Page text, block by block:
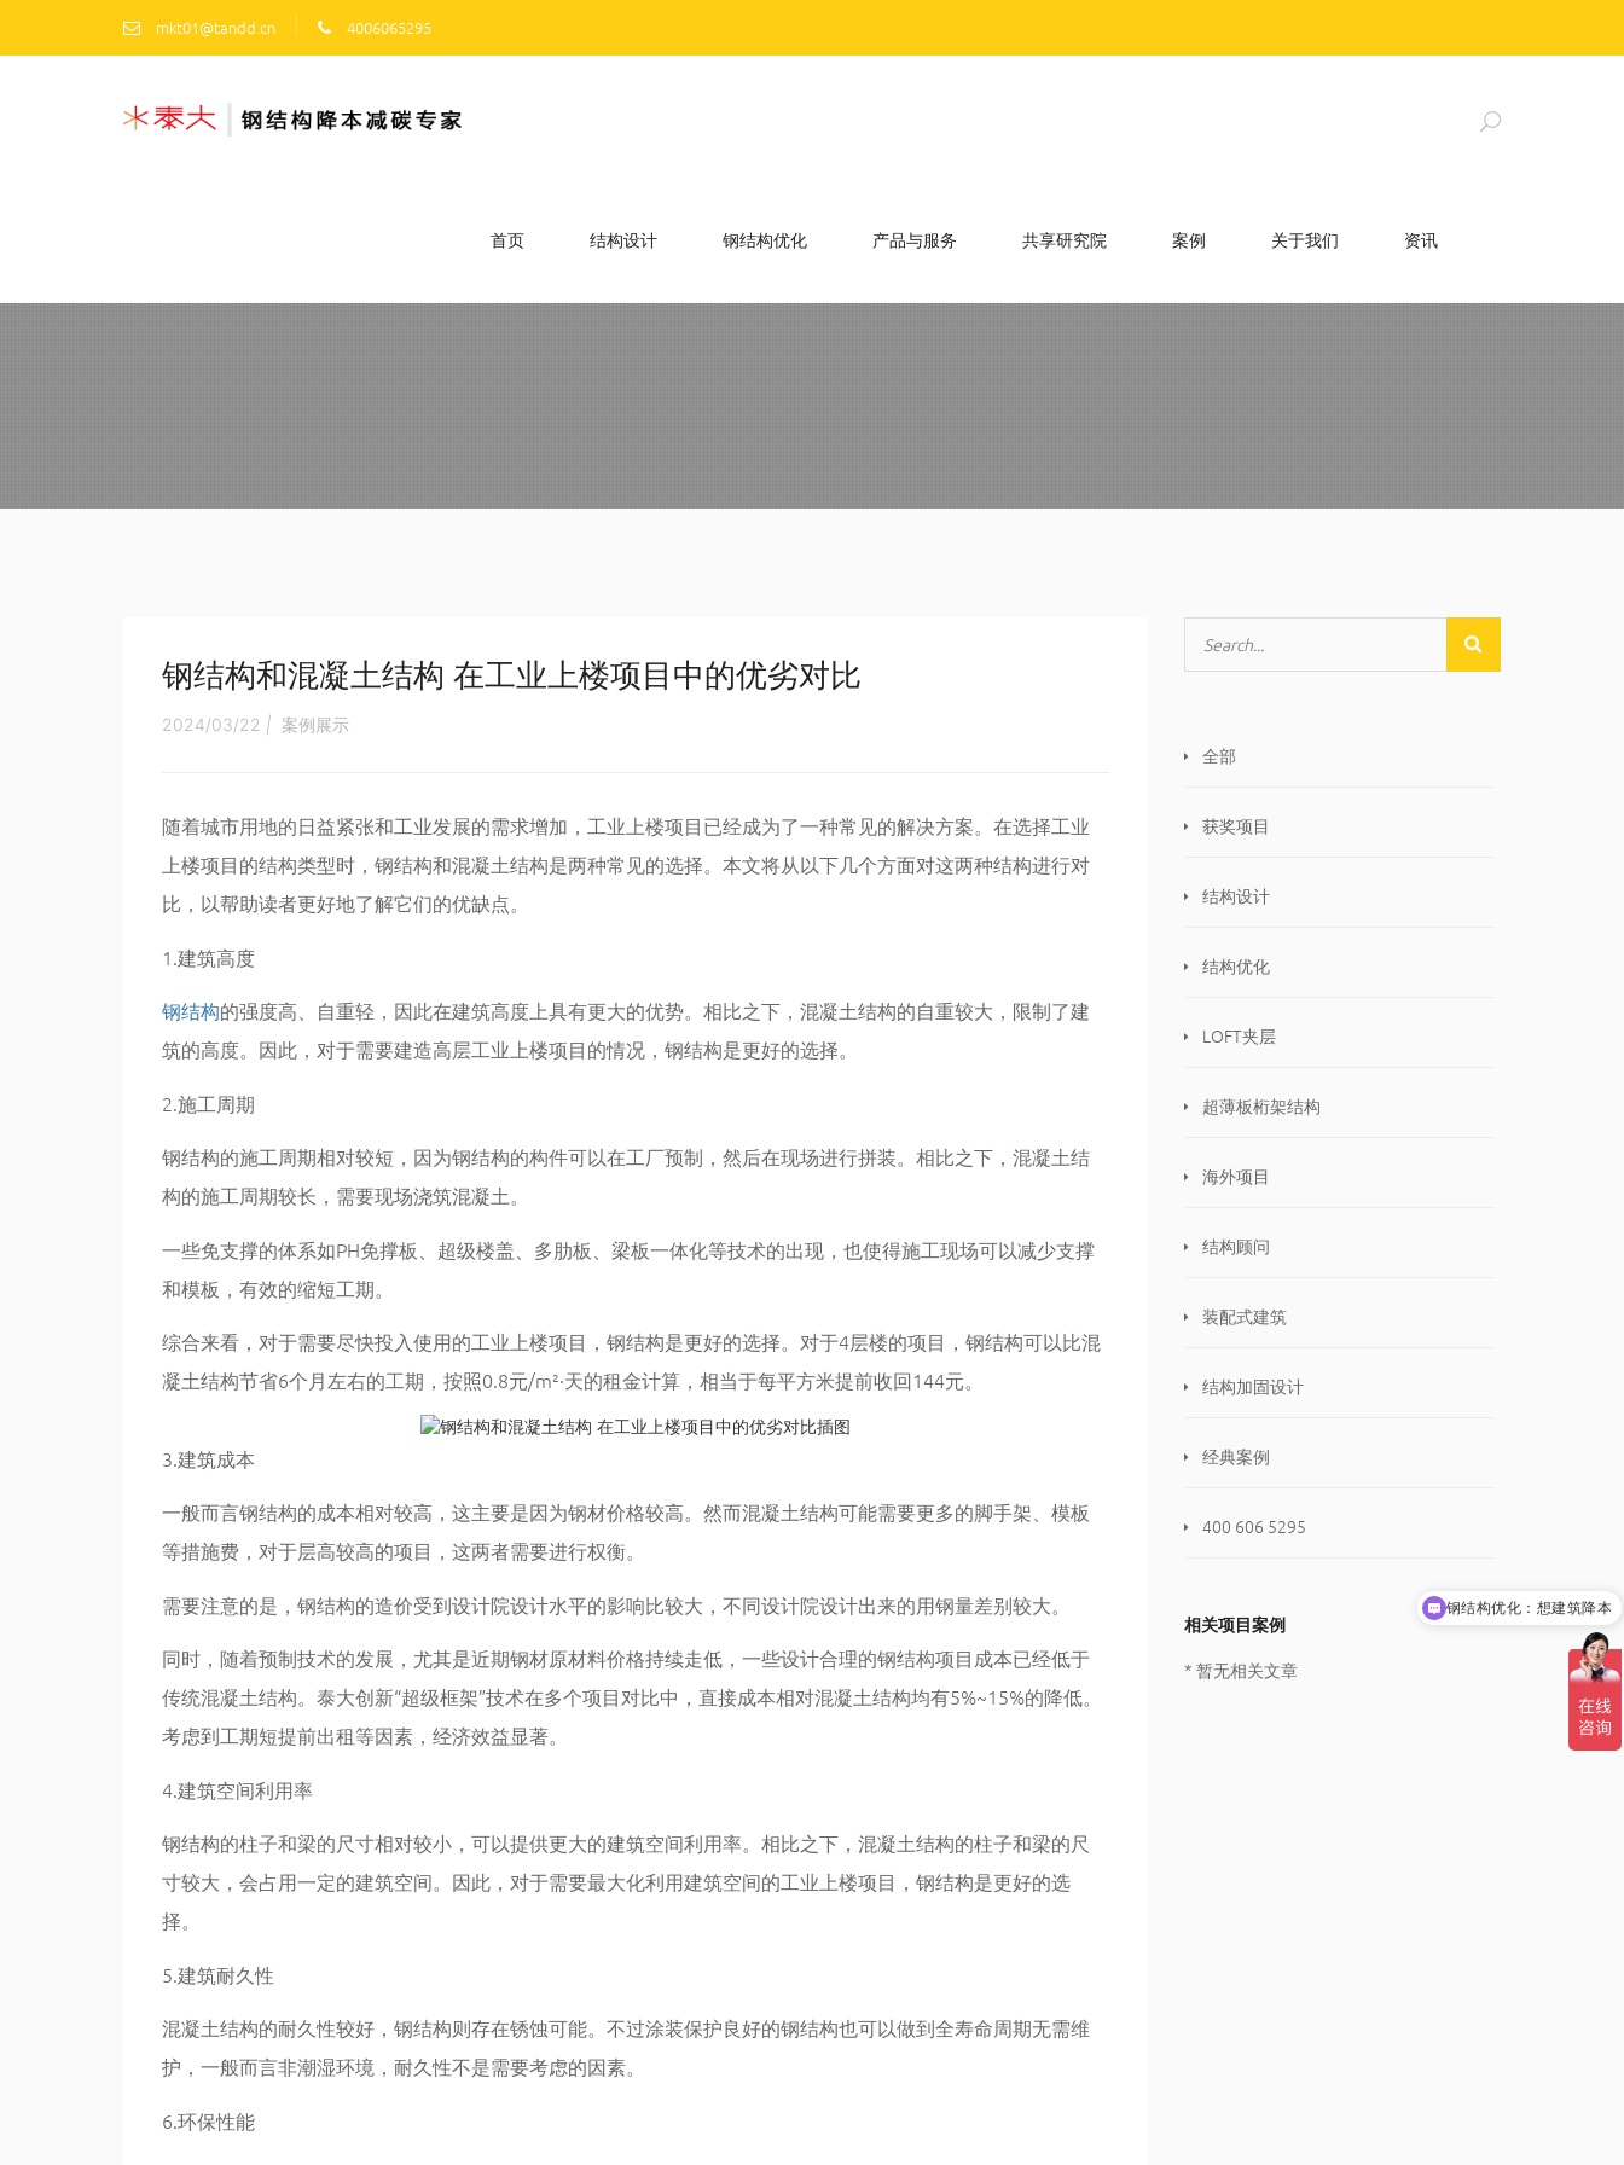
mkt01@tandd.cn 4006065295
首页 结构设计 钢结构优化 产品与服务 共享研究院 案例 关于我们 资讯
钢结构和混凝土结构 在工业上楼项目中的优劣对比
2024/03/22 | 案例展示
随着城市用地的日益紧张和工业发展的需求增加，工业上楼项目已经成为了一种常见的解决方案。在选择工业
上楼项目的结构类型时，钢结构和混凝土结构是两种常见的选择。本文将从以下几个方面对这两种结构进行对
比，以帮助读者更好地了解它们的优缺点。
1.建筑高度
钢结构的强度高、自重轻，因此在建筑高度上具有更大的优势。相比之下，混凝土结构的自重较大，限制了建
筑的高度。因此，对于需要建造高层工业上楼项目的情况，钢结构是更好的选择。
2.施工周期
钢结构的施工周期相对较短，因为钢结构的构件可以在工厂预制，然后在现场进行拼装。相比之下，混凝土结
构的施工周期较长，需要现场浇筑混凝土。
一些免支撑的体系如PH免撑板、超级楼盖、多肋板、梁板一体化等技术的出现，也使得施工现场可以减少支撑
和模板，有效的缩短工期。
综合来看，对于需要尽快投入使用的工业上楼项目，钢结构是更好的选择。对于4层楼的项目，钢结构可以比混
凝土结构节省6个月左右的工期，按照0.8元/m²·天的租金计算，相当于每平方米提前收回144元。
3.建筑成本
一般而言钢结构的成本相对较高，这主要是因为钢材价格较高。然而混凝土结构可能需要更多的脚手架、模板
等措施费，对于层高较高的项目，这两者需要进行权衡。
需要注意的是，钢结构的造价受到设计院设计水平的影响比较大，不同设计院设计出来的用钢量差别较大。
同时，随着预制技术的发展，尤其是近期钢材原材料价格持续走低，一些设计合理的钢结构项目成本已经低于
传统混凝土结构。泰大创新“超级框架”技术在多个项目对比中，直接成本相对混凝土结构均有5%~15%的降低。
考虑到工期短提前出租等因素，经济效益显著。
4.建筑空间利用率
钢结构的柱子和梁的尺寸相对较小，可以提供更大的建筑空间利用率。相比之下，混凝土结构的柱子和梁的尺
寸较大，会占用一定的建筑空间。因此，对于需要最大化利用建筑空间的工业上楼项目，钢结构是更好的选
择。
5.建筑耐久性
混凝土结构的耐久性较好，钢结构则存在锈蚀可能。不过涂装保护良好的钢结构也可以做到全寿命周期无需维
护，一般而言非潮湿环境，耐久性不是需要考虑的因素。
6.环保性能
全部
获奖项目
结构设计
结构优化
LOFT夹层
超薄板桁架结构
海外项目
结构顾问
装配式建筑
结构加固设计
经典案例
400 606 5295
相关项目案例
* 暂无相关文章
钢结构优化：想建筑降本
共享研究院：想加入共享研究院